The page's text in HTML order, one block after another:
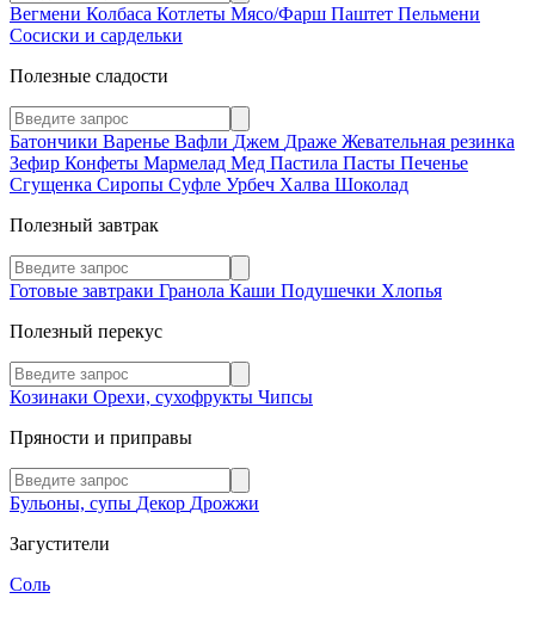
Вегмени Колбаса Котлеты Мясо/Фарш Паштет Пельмени
Сосиски и сардельки
Полезные сладости
Батончики Варенье Вафли Джем Драже Жевательная резинка
Зефир Конфеты Мармелад Мед Пастила Пасты Печенье
Сгущенка Сиропы Суфле Урбеч Халва Шоколад
Полезный завтрак
Готовые завтраки Гранола Каши Подушечки Хлопья
Полезный перекус
Козинаки Орехи, сухофрукты Чипсы
Пряности и приправы
Бульоны, супы Декор Дрожжи
Загустители
Соль